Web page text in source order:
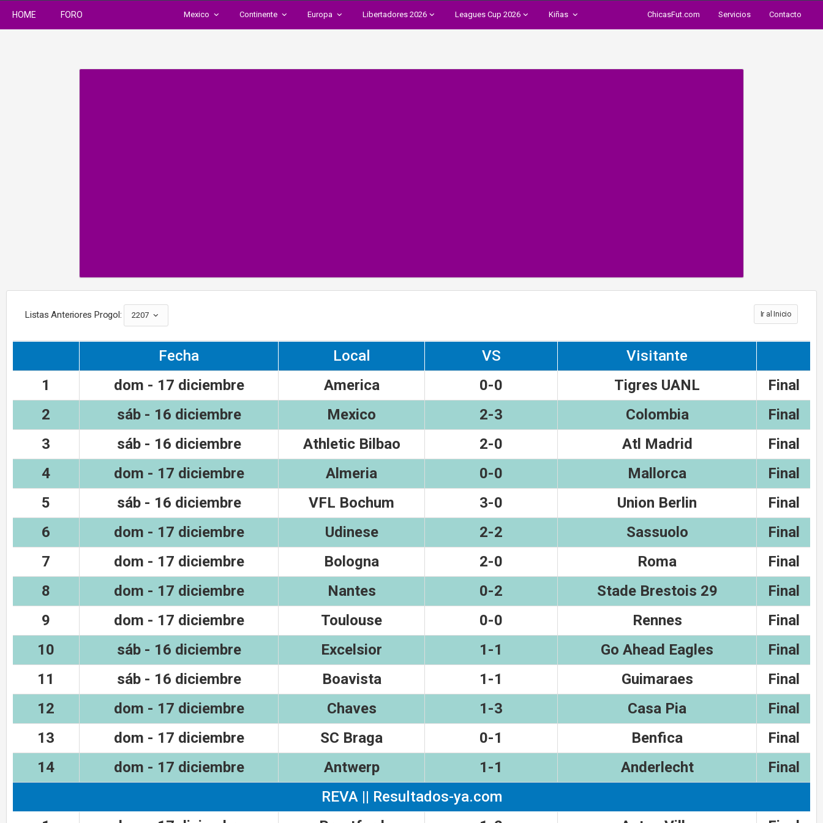
HOME FORO Mexico Continente Europa Libertadores 2026 Leagues Cup 2026 Kiñas ChicasFut.com Servicios Contacto
Listas Anteriores Progol: 2207 Ir al Inicio
Fecha Local VS
Visitante
1
dom - 17 diciembre America 0-0 Tigres UANL
Final
2
sáb - 16 diciembre Mexico 2-3 Colombia
Final
3
sáb - 16 diciembre Athletic Bilbao 2-0 Atl Madrid
Final
4
dom - 17 diciembre Almeria 0-0 Mallorca
Final
5
sáb - 16 diciembre VFL Bochum 3-0 Union Berlin
Final
6
dom - 17 diciembre Udinese 2-2 Sassuolo
Final
7
dom - 17 diciembre Bologna 2-0 Roma
Final
8
dom - 17 diciembre Nantes 0-2 Stade Brestois 29
Final
9
dom - 17 diciembre Toulouse 0-0 Rennes
Final
10
sáb - 16 diciembre Excelsior 1-1 Go Ahead Eagles
Final
11
sáb - 16 diciembre Boavista 1-1 Guimaraes
Final
12
dom - 17 diciembre Chaves 1-3 Casa Pia
Final
13
dom - 17 diciembre SC Braga 0-1 Benfica
Final
14
dom - 17 diciembre Antwerp 1-1 Anderlecht
Final
REVA || Resultados-ya.com